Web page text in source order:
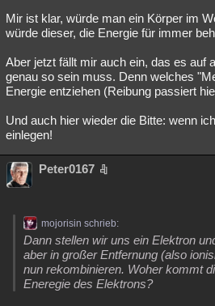
Mir ist klar, würde man ein Körper im
würde dieser, die Energie für immer
Aber jetzt fällt mir auch ein, das es auf
genau so sein muss. Denn welches
Energie entziehen (Reibung passiert
Und auch hier wieder die Bitte: wenn
einlegen!
Peter0167
mojorisin schrieb:
Dann stellen wir uns ein Elektron
aber in großer Entfernung (also
nun rekombinieren. Woher kommt
Eneregie des Elektrons?